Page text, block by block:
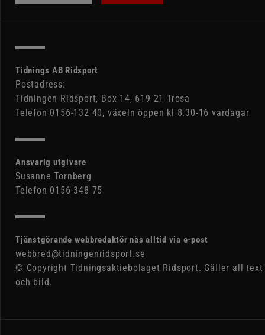
Tidnings AB Ridsport
Postadress:
Tidningen Ridsport, Box 14, 619 21 Trosa
Telefon 0156-132 40, växeln öppen kl 8.30-16 vardagar
Ansvarig utgivare
Susanne Tornberg
Telefon 0156-348 75
Tjänstgörande webbredaktör nås alltid via e-post
webbred@tidningenridsport.se
© Copyright Tidningsaktiebolaget Ridsport. Gäller all text
och bild.